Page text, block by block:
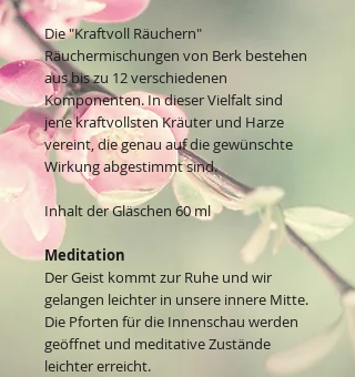
Die "Kraftvoll Räuchern"
Räuchermischungen von Berk bestehen
aus bis zu 12 verschiedenen
Komponenten. In dieser Vielfalt sind
jene kraftvollsten Kräuter und Harze
vereint, die genau auf die gewünschte
Wirkung abgestimmt sind.
Inhalt der Gläschen 60 ml
Meditation
Der Geist kommt zur Ruhe und wir
gelangen leichter in unsere innere Mitte.
Die Pforten für die Innenschau werden
geöffnet und meditative Zustände
leichter erreicht.